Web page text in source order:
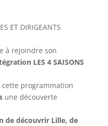
ET DIRIGEANTS
à rejoindre son
LES 4 SAISONS
cette programmation
une découverte
de découvrir Lille, de